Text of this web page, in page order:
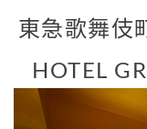
東急歌舞伎
HOTEL